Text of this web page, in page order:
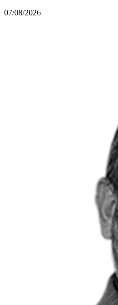
07/08/2026